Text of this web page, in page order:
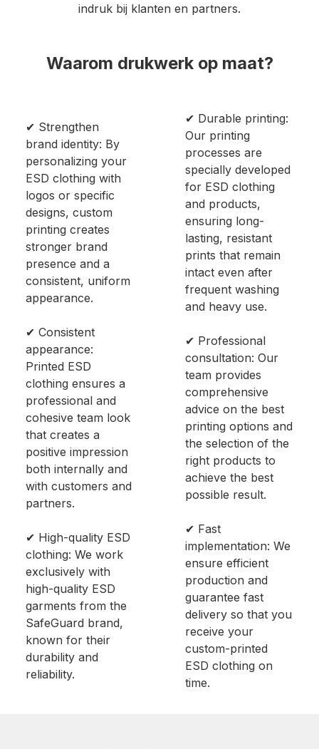
indruk bij klanten en partners.
Waarom drukwerk op maat?
✔ Strengthen
brand identity: By
personalizing your
ESD clothing with
logos or specific
designs, custom
printing creates
stronger brand
presence and a
consistent, uniform
appearance.
✔ Consistent
appearance:
Printed ESD
clothing ensures a
professional and
cohesive team look
that creates a
positive impression
both internally and
with customers and
partners.
✔ High-quality ESD
clothing: We work
exclusively with
high-quality ESD
garments from the
SafeGuard brand,
known for their
durability and
reliability.
✔ Durable printing:
Our printing
processes are
specially developed
for ESD clothing
and products,
ensuring long-
lasting, resistant
prints that remain
intact even after
frequent washing
and heavy use.
✔ Professional
consultation: Our
team provides
comprehensive
advice on the best
printing options and
the selection of the
right products to
achieve the best
possible result.
✔ Fast
implementation: We
ensure efficient
production and
guarantee fast
delivery so that you
receive your
custom-printed
ESD clothing on
time.